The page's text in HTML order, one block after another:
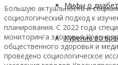
Мифы о
Курение во
Большую актуальность и
социологический подход к
планирования. С 2022 года
мониторинга здоровья
общественного здоровья и
проведено социологическое